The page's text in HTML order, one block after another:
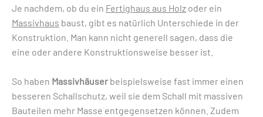
Je nachdem, ob du ein Fertighaus aus Holz oder ein
Massivhaus baust, gibt es natürlich Unterschiede in der
Konstruktion. Man kann nicht generell sagen, dass die
eine oder andere Konstruktionsweise besser ist.
So haben Massivhäuser beispielsweise fast immer einen
besseren Schallschutz, weil sie dem Schall mit massiven
Bauteilen mehr Masse entgegensetzen können. Zudem